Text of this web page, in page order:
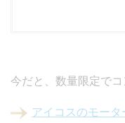
今だと、数量限定でコ
アイコスのモー